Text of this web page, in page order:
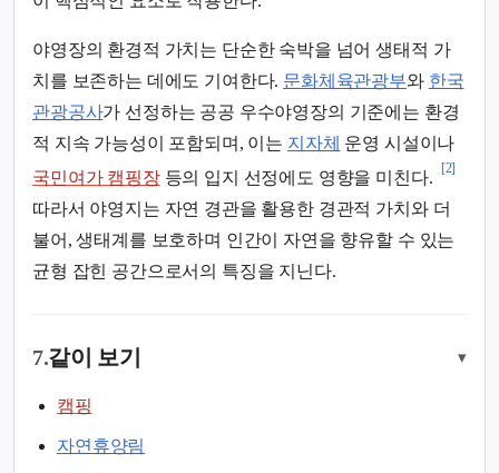
야영장의 환경적 가치는 단순한 숙박을 넘어 생태적 가
치를 보존하는 데에도 기여한다. 문화체육관광부와 한국
관광공사가 선정하는 공공 우수야영장의 기준에는 환경
적 지속 가능성이 포함되며, 이는 지자체 운영 시설이나
국민여가 캠핑장등의 입지 선정에도 영향을 미친다.
[2]
따라서 야영지는 자연 경관을 활용한 경관적 가치와 더
불어, 생태계를 보호하며 인간이 자연을 향유할 수 있는
균형 잡힌 공간으로서의 특징을 지닌다.
7.같이 보기 ▾
캠핑
자연휴양림